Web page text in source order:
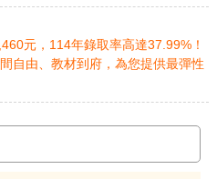
元，114年錄取率高達37.99%！
自由、教材到府，為您提供最彈性